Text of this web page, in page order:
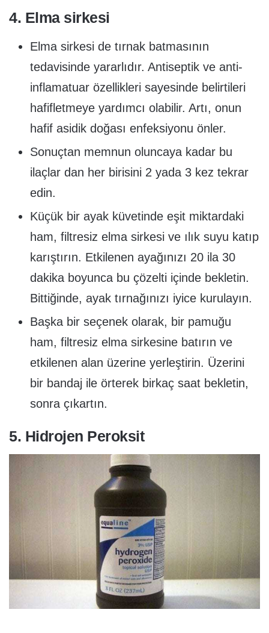
4. Elma sirkesi
Elma sirkesi de tırnak batmasının
tedavisinde yararlıdır. Antiseptik ve anti-
inflamatuar özellikleri sayesinde belirtileri
hafifletmeye yardımcı olabilir. Artı, onun
hafif asidik doğası enfeksiyonu önler.
Sonuçtan memnun oluncaya kadar bu
ilaçlar dan her birisini 2 yada 3 kez tekrar
edin.
Küçük bir ayak küvetinde eşit miktardaki
ham, filtresiz elma sirkesi ve ılık suyu katıp
karıştırın. Etkilenen ayağınızı 20 ila 30
dakika boyunca bu çözelti içinde bekletin.
Bittiğinde, ayak tırnağınızı iyice kurulayın.
Başka bir seçenek olarak, bir pamuğu
ham, filtresiz elma sirkesine batırın ve
etkilenen alan üzerine yerleştirin. Üzerini
bir bandaj ile örterek birkaç saat bekletin,
sonra çıkartın.
5. Hidrojen Peroksit